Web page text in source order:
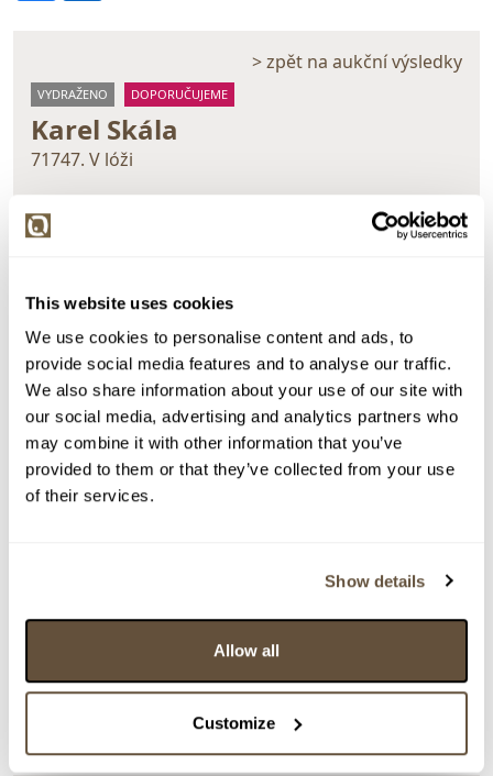
This website uses cookies
We use cookies to personalise content and ads, to
provide social media features and to analyse our traffic.
We also share information about your use of our site with
our social media, advertising and analytics partners who
may combine it with other information that you’ve
provided to them or that they’ve collected from your use
of their services.
Show details
Allow all
Customize
> zpět na aukční výsledky
VYDRAŽENO DOPORUČUJEME
Karel Skála
71747. V lóži
27.01.2022 21:08:00
Vyvolávací cena:
1 000 Kč
Chcete prodat obraz od stejného autora?
> Zobrazit informaci jak prodat obraz v aukci
3037
5 500 Kč
27.01.2022 20:55:33
8053
limit (27.01.2022 20:55:25)
5 000 Kč
27.01.2022 20:55:26
8053
limit (27.01.2022 20:55:18)
4 800 Kč
27.01.2022 20:55:19
8053